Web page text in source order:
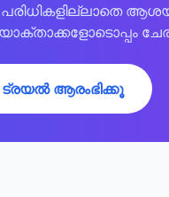
ആരംഭിക്കൂ